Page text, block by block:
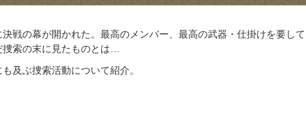
決戦の幕が開かれた。最高のメンバー、最高の武器・仕掛けを要して
捜索の末に見たものとは…
及ぶ捜索活動について紹介。